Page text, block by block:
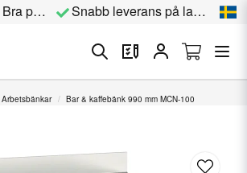
Bra priser Snabb leverans på lagervara
Arbetsbänkar Bar & kaffebänk 990 mm MCN-100